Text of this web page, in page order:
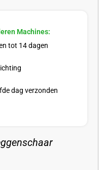
Machines:
tot 14 dagen
dag verzonden